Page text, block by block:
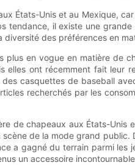
États-Unis et au Mexique,
tendance, il existe une
diversité des préférences en
plus en vogue en matière
elles ont récemment fait leur
casquettes de baseball
recherchés par les
de chapeaux aux États-
de la mode grand
a gagné du terrain parmi
un accessoire